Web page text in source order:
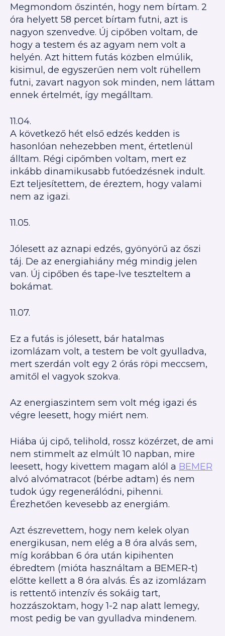
Megmondom őszintén, hogy nem bírtam. 2
óra helyett 58 percet bírtam futni, azt is
nagyon szenvedve. Új cipőben voltam, de
hogy a testem és az agyam nem volt a
helyén. Azt hittem futás közben elmúlik,
kisimul, de egyszerűen nem volt rühellem
futni, zavart nagyon sok minden, nem láttam
ennek értelmét, így megálltam.
11.04.
A következő hét első edzés kedden is
hasonlóan nehezebben ment, értetlenül
álltam. Régi cipőmben voltam, mert ez
inkább dinamikusabb futóedzésnek indult.
Ezt teljesítettem, de éreztem, hogy valami
nem az igazi.
11.05.
Jólesett az aznapi edzés, gyönyörű az őszi
táj. De az energiahiány még mindig jelen
van. Új cipőben és tape-lve teszteltem a
bokámat.
11.07.
Ez a futás is jólesett, bár hatalmas
izomlázam volt, a testem be volt gyulladva,
mert szerdán volt egy 2 órás röpi meccsem,
amitől el vagyok szokva.
Az energiaszintem sem volt még igazi és
végre leesett, hogy miért nem.
Hiába új cipő, telihold, rossz közérzet, de ami
nem stimmelt az elmúlt 10 napban, mire
leesett, hogy kivettem magam alól a BEMER
alvó alvómatracot (bérbe adtam) és nem
tudok úgy regenerálódni, pihenni.
Érezhetően kevesebb az energiám.
Azt észrevettem, hogy nem kelek olyan
energikusan, nem elég a 8 óra alvás sem,
míg korábban 6 óra után kipihenten
ébredtem (mióta használtam a BEMER-t)
előtte kellett a 8 óra alvás. És az izomlázam
is rettentő intenzív és sokáig tart,
hozzászoktam, hogy 1-2 nap alatt lemegy,
most pedig be van gyulladva mindenem.